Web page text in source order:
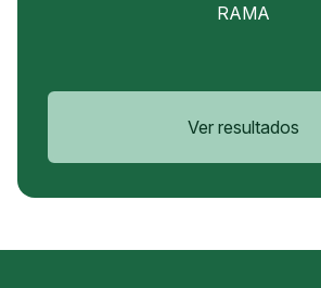
RAMA
Ver resultados